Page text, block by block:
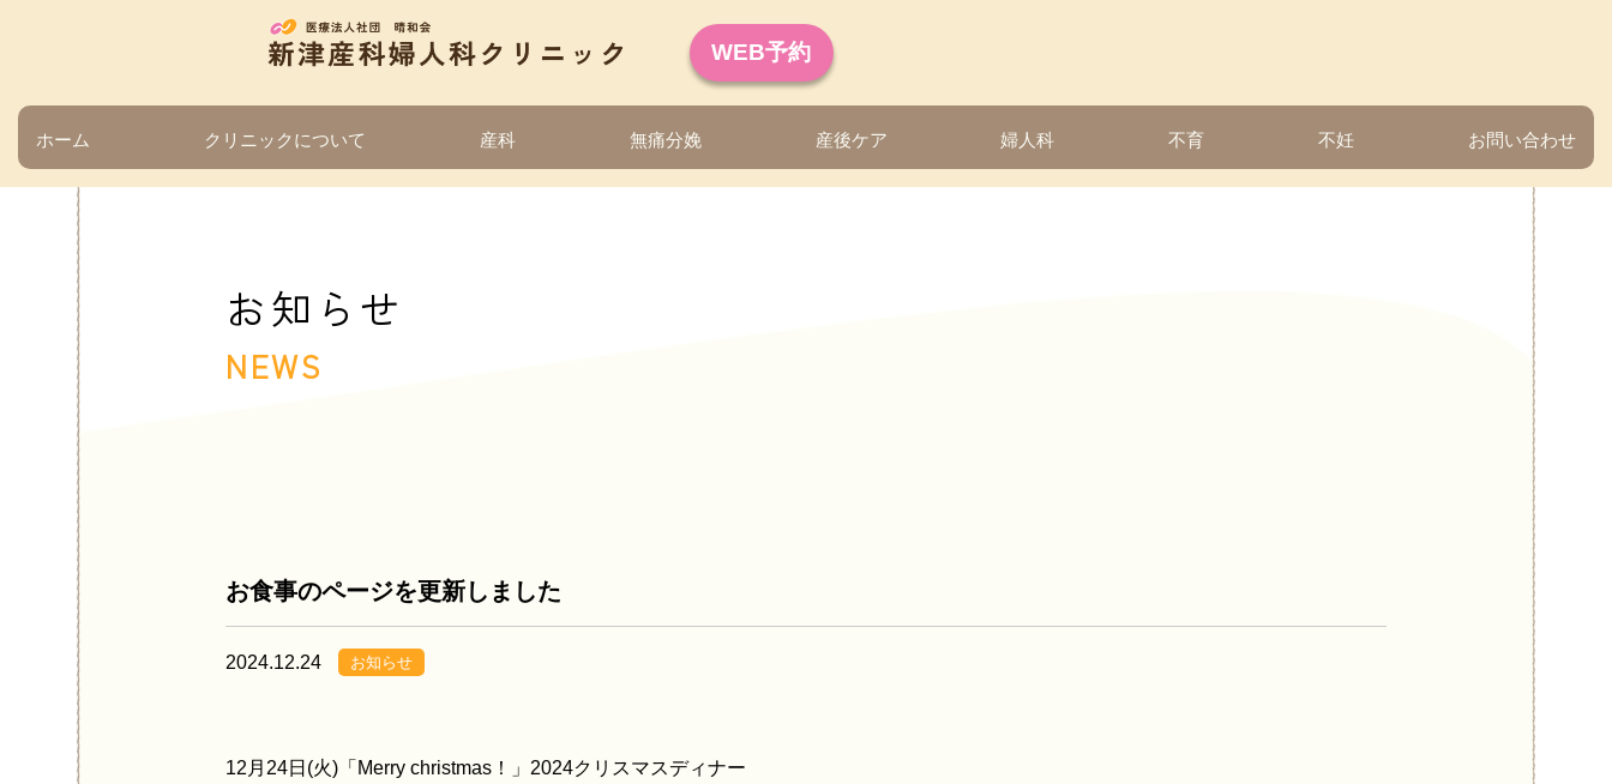
WEB予約
ホーム クリニックについて 産科 無痛分娩 産後ケア 婦人科 不育 不妊 お問い合わせ
お知らせ
NEWS
お食事のページを更新しました
2024.12.24 お知らせ
12月24日(火)「Merry christmas！」2024クリスマスディナー